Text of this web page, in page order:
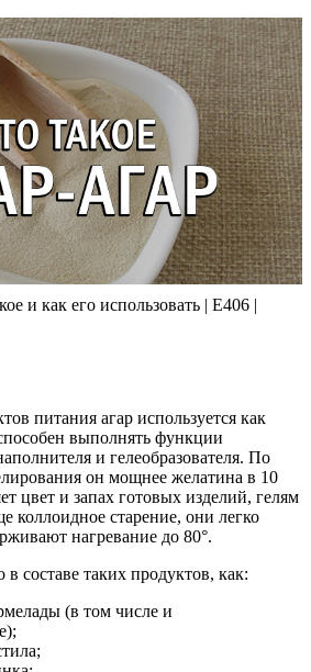
и как его использовать | Е406 |
питания агар используется как
выполнять функции
и гелеобразователя. По
он мощнее желатина в 10
цвет и запах готовых изделий, гелям
коллоидное старение, они легко
нагревание до 80°.
составе таких продуктов, как:
(в том числе и